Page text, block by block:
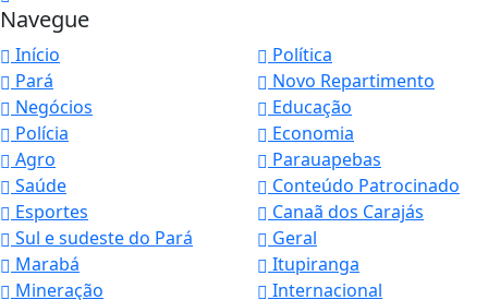
Navegue
Início
Política
Pará
Novo Repartimento
Negócios
Educação
Polícia
Economia
Agro
Parauapebas
Saúde
Conteúdo Patrocinado
Esportes
Canaã dos Carajás
Sul e sudeste do Pará
Geral
Marabá
Itupiranga
Mineração
Internacional